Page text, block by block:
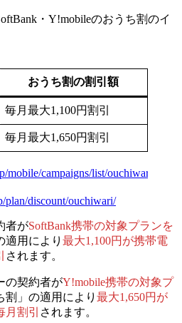
おうち割の割引額
毎月最大1,100円割引
毎月最大1,650円割引
campaigns/list/ouchiwari-
plan/discount/ouchiwari/
者がSoftBank携帯の対象プランを
適用により 最大1,100円が携帯電
されます。
の契約者がY!mobile携帯の対象プ
割」の適用により 最大1,650円が
割引 されます。